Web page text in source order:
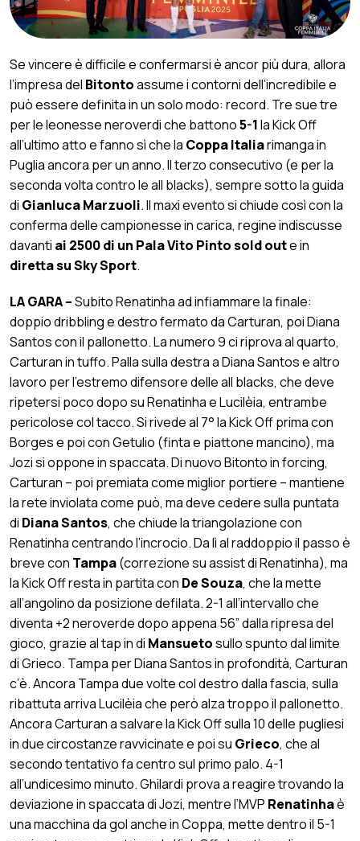
Se vincere è difficile e confermarsi è ancor più dura, allora
l’impresa del Bitontoassume i contorni dell’incredibile e
può essere definita in un solo modo: record. Tre sue tre
per le leonesse neroverdi che battono5-1la Kick Off
all’ultimo atto e fanno sì che la Coppa Italiarimanga in
Puglia ancora per un anno. Il terzo consecutivo (e per la
seconda volta contro le all blacks), sempre sotto la guida
di Gianluca Marzuoli. Il maxi evento si chiude così con la
conferma delle campionesse in carica, regine indiscusse
davanti ai 2500 di un Pala Vito Pinto sold oute in
diretta su Sky Sport.
LA GARA –Subito Renatinha ad infiammare la finale:
doppio dribbling e destro fermato da Carturan, poi Diana
Santos con il pallonetto. La numero 9 ci riprova al quarto,
Carturan in tuffo. Palla sulla destra a Diana Santos e altro
lavoro per l’estremo difensore delle all blacks, che deve
ripetersi poco dopo su Renatinha e Lucilèia, entrambe
pericolose col tacco. Si rivede al 7° la Kick Off prima con
Borges e poi con Getulio (finta e piattone mancino), ma
Jozi si oppone in spaccata. Di nuovo Bitonto in forcing,
Carturan – poi premiata come miglior portiere – mantiene
la rete inviolata come può, ma deve cedere sulla puntata
di Diana Santos, che chiude la triangolazione con
Renatinha centrando l’incrocio. Da lì al raddoppio il passo è
breve con Tampa(correzione su assist di Renatinha), ma
la Kick Off resta in partita con De Souza, che la mette
all’angolino da posizione defilata. 2-1 all’intervallo che
diventa +2 neroverde dopo appena 56” dalla ripresa del
gioco, grazie al tap in di Mansuetosullo spunto dal limite
di Grieco. Tampa per Diana Santos in profondità, Carturan
c’è. Ancora Tampa due volte col destro dalla fascia, sulla
ribattuta arriva Lucilèia che però alza troppo il pallonetto.
Ancora Carturan a salvare la Kick Off sulla 10 delle pugliesi
in due circostanze ravvicinate e poi su Grieco, che al
secondo tentativo fa centro sul primo palo. 4-1
all’undicesimo minuto. Ghilardi prova a reagire trovando la
deviazione in spaccata di Jozi, mentre l’MVP Renatinhaè
una macchina da gol anche in Coppa, mette dentro il 5-1